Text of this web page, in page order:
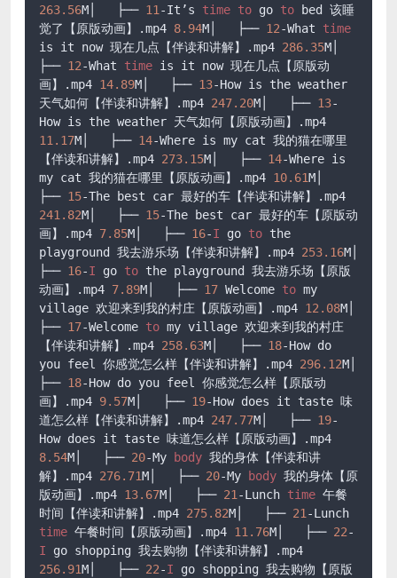
263.56M│   ├── 11 -It’s time to go to bed 该睡
觉了【原版动画】
.mp4 8.94M│   ├── 12-What time
is it now 现在几点【伴读和讲解】
.mp4 286.35M│
├── 12-What time is it now 现在几点【原版动
画】
.mp4 14.89M│   ├── 13-How is the weather
天气如何【伴读和讲解】
.mp4 247.20M│   ├── 13-
How is the weather 天气如何【原版动画】
.mp4
11.17M│   ├── 14-Where is my cat 我的猫在哪里
【伴读和讲解】
.mp4 273.15M│   ├── 14-Where is
my cat 我的猫在哪里【原版动画】
.mp4 10.61M│
├── 15-The best car 最好的车【伴读和讲解】
.mp4
241.82M│   ├── 15-The best car 最好的车【原版动
画】
.mp4 7.85M│   ├── 16-I go to the
playground 我去游乐场【伴读和讲解】
.mp4 253.16M│
├── 16-I go to the playground 我去游乐场【原版
动画】
.mp4 7.89M│   ├── 17 Welcome to my
village 欢迎来到我的村庄【原版动画】
.mp4 12.08M│
├── 17-Welcome to my village 欢迎来到我的村庄
【伴读和讲解】
.mp4 258.63M│   ├── 18-How do
you feel 你感觉怎么样【伴读和讲解】
.mp4 296.12M│
├── 18-How do you feel 你感觉怎么样【原版动
画】
.mp4 9.57M│   ├── 19-How does it taste 味
道怎么样【伴读和讲解】
.mp4 247.77M│   ├── 19-
How does it taste 味道怎么样【原版动画】
.mp4
8.54M│   ├── 20-My body 我的身体【伴读和讲
解】
.mp4 276.71M│   ├── 20-My body 我的身体【原
版动画】
.mp4 13.67M│   ├── 21 -Lunch time 午餐
时间【伴读和讲解】
.mp4 275.82M│   ├── 21
time 午餐时间【原版动画】 .mp4 11.76M│   ├── 22-
I go shopping 我去购物【伴读和讲解】
.mp4
256.91M│   ├── 22-I go shopping 我去购物【原版